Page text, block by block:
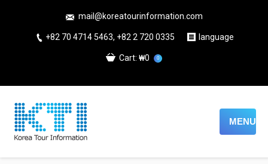
mail@koreatourinformation.com
+82 70 4714 5463, +82 2 720 0335 language
Cart: ₩0 0
MENU